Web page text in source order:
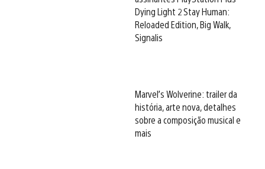
Dying Light 2 Stay Human:
Reloaded Edition, Big Walk,
Signalis
Marvel’s Wolverine: trailer da
história, arte nova, detalhes
sobre a composição musical e
mais